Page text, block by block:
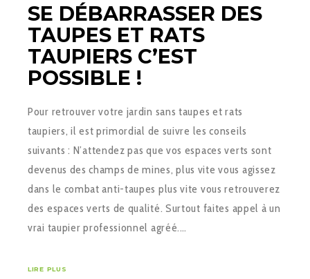
SE DÉBARRASSER DES
TAUPES ET RATS
TAUPIERS C’EST
POSSIBLE !
Pour retrouver votre jardin sans taupes et rats
taupiers, il est primordial de suivre les conseils
suivants : N’attendez pas que vos espaces verts sont
devenus des champs de mines, plus vite vous agissez
dans le combat anti-taupes plus vite vous retrouverez
des espaces verts de qualité. Surtout faites appel à un
vrai taupier professionnel agréé.…
LIRE PLUS